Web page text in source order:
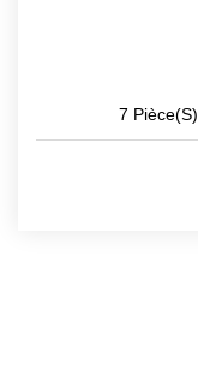
7 Pièce(s)